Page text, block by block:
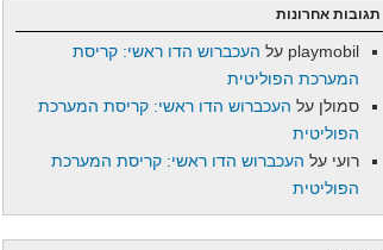
תגובות אחרונות
playmobil על העכברוש הדו ראשי: קריסת
המערכת הפוליטית
סמולן על העכברוש הדו ראשי: קריסת המערכת
הפוליטית
רועי על העכברוש הדו ראשי: קריסת המערכת
הפוליטית